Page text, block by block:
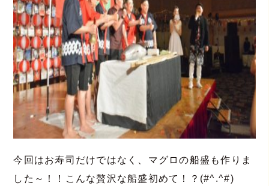
今回はお寿司だけではなく、マグロの船盛も作りま
した～！！こんな贅沢な船盛初めて！？(#^.^#)